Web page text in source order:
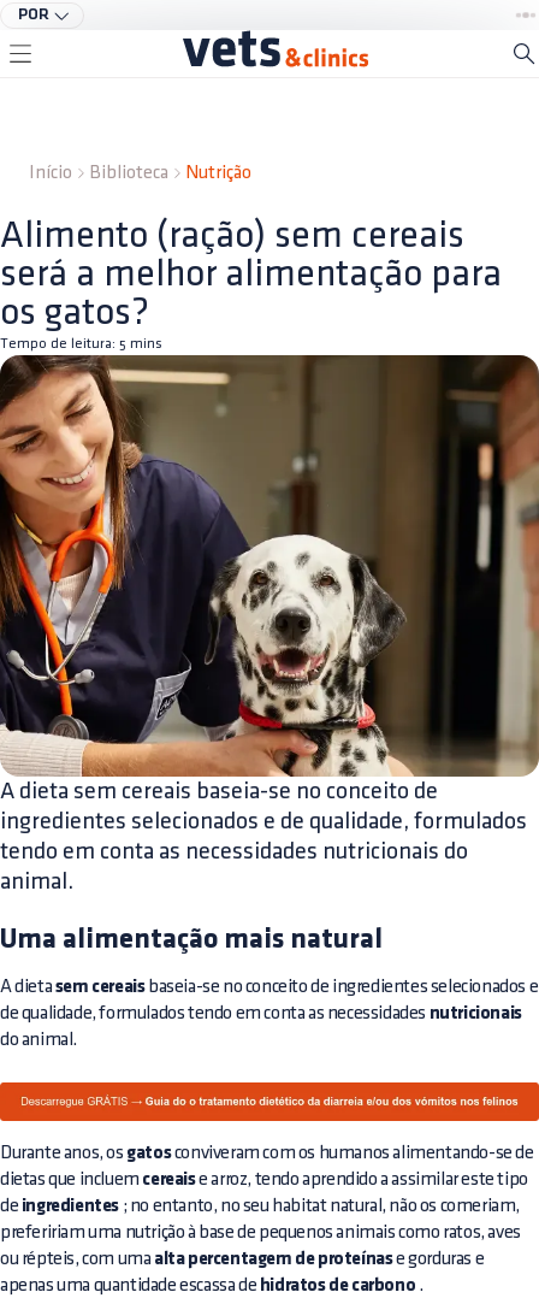
POR
Início Biblioteca Nutrição
Alimento (ração) sem cereais
será a melhor alimentação para
os gatos?
Tempo de leitura: 5 mins
A dieta sem cereais baseia-se no conceito de
ingredientes selecionados e de qualidade, formulados
tendo em conta as necessidades nutricionais do
animal.
Uma alimentação mais natural
A dieta sem cereaisbaseia-se no conceito de ingredientes selecionados e
de qualidade, formulados tendo em conta as necessidades nutricionais
do animal.
Durante anos, os gatosconviveram com os humanos alimentando-se de
dietas que incluem cereaise arroz, tendo aprendido a assimilar este tipo
de ingredientes ; no entanto, no seu habitat natural, não os comeriam,
prefeririam uma nutrição à base de pequenos animais como ratos, aves
ou répteis, com uma alta percentagem de proteínase gorduras e
apenas uma quantidade escassa de hidratos de carbono .